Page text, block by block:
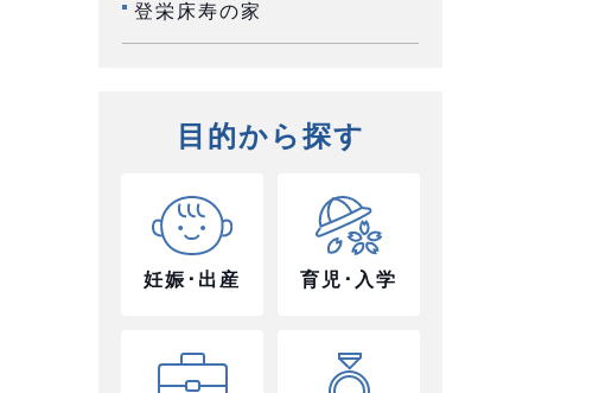
登栄床寿の家
目的から探す
妊娠･出産 育児･入学